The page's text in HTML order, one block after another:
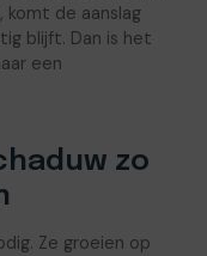
de aanslag
blijft. Dan is het
een
zo
Ze groeien op